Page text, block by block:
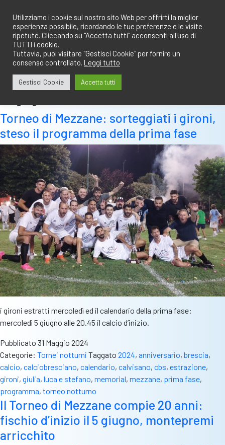
contenuto
Torneo di Mezzane: sorteggiati i gironi,
steso il programma della prima fase
i gironi estratti mercoledì ed il calendario della prima fase:
mercoledì 5 giugno alle 20.45 il calcio d’inizio.
Pubblicato 31 Maggio 2024
Categorie: Tornei notturni Taggato 2024, anniversario, brescia,
calcio, calciobresciano, calendario, calvisano, cbs, estrazione,
gironi, giulia, luca e stefano, memorial, mezzane, prima fase,
programma, torneo notturno
Il Torneo di Mezzane compie 20 anni:
fischio d’inizio il 5 giugno, montepremi
arricchito
Utilizziamo i cookie sul nostro sito Web per offrirti la miglior
esperienza possibile, ricordando le tue preferenze e le visite
ripetute. Cliccando su "Accetta tutti" acconsenti all'uso di
TUTTI i cookie.
Tuttavia, puoi visitare "Gestisci Cookie" per fornire un
consenso controllato. Leggi tutto
Gestisci Cookie Accetta tutti